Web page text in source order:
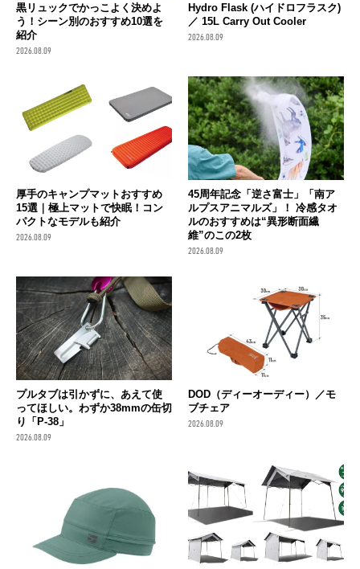
黒リュックでかっこよく決めよ
う！シーン別のおすすめ10選を
紹介
2026.08.09
Hydro Flask (ハイドロフラスク)
／ 15L Carry Out Cooler
2026.08.09
厚手のキャンプマットおすすめ
15選｜極上マットで快眠！コン
パクトなモデルも紹介
2026.08.09
45周年記念「逆さ富士」「南ア
ルプスアニマルズ」！ 冷感タオ
ルのおすすめは“異形断面繊
維”のこの2枚
2026.08.09
プルタブは引かずに、あえて使
ってほしい。わずか38mmの缶切
り「P-38」
2026.08.09
DOD（ディーオーディー）／モ
ブチェア
2026.08.09